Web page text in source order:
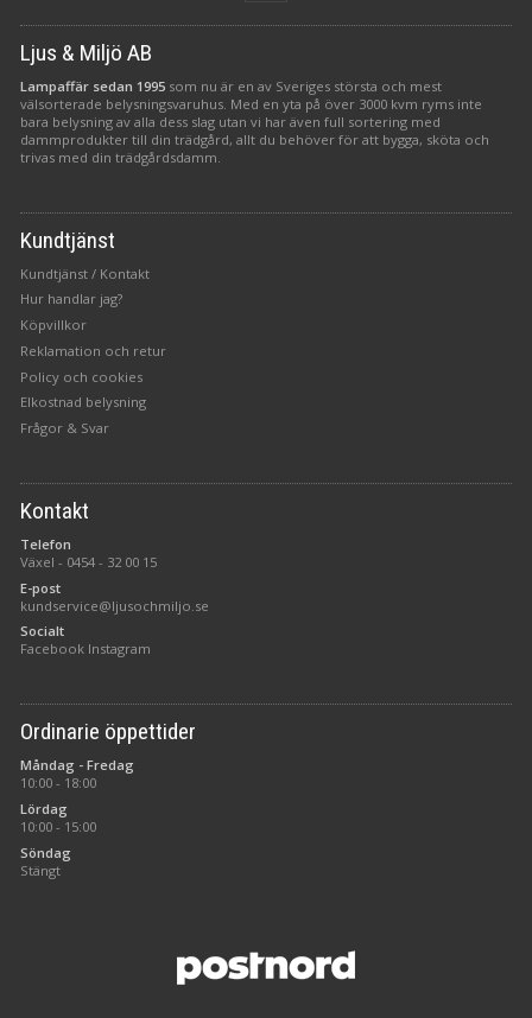
Ljus & Miljö AB
Lampaffär sedan 1995 som nu är en av Sveriges största och mest
välsorterade belysningsvaruhus. Med en yta på över 3000 kvm ryms inte
bara belysning av alla dess slag utan vi har även full sortering med
dammprodukter till din trädgård, allt du behöver för att bygga, sköta och
trivas med din trädgårdsdamm.
Kundtjänst
Kundtjänst / Kontakt
Hur handlar jag?
Köpvillkor
Reklamation och retur
Policy och cookies
Elkostnad belysning
Frågor & Svar
Kontakt
Telefon
Växel - 0454 - 32 00 15
E-post
kundservice@ljusochmiljo.se
Socialt
Facebook Instagram
Ordinarie öppettider
Måndag - Fredag
10:00 - 18:00
Lördag
10:00 - 15:00
Söndag
Stängt